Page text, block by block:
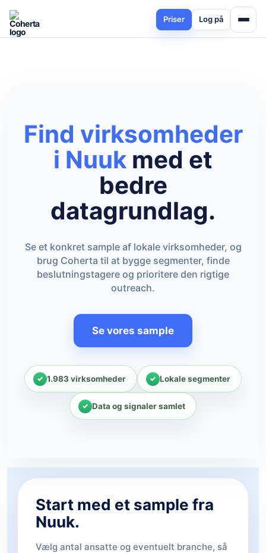
Priser Log på
Find virksomheder
i Nuuk med et
bedre
datagrundlag.
Se et konkret sample af lokale virksomheder, og
brug Coherta til at bygge segmenter, finde
beslutningstagere og prioritere den rigtige
outreach.
Se vores sample
1.983 virksomheder Lokale segmenter
Data og signaler samlet
Start med et sample fra
Nuuk.
Vælg antal ansatte og eventuelt branche, så